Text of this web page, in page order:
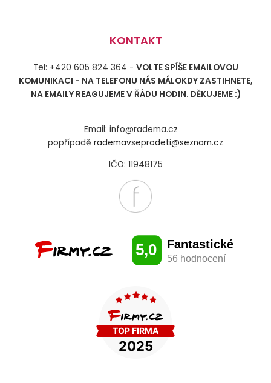
KONTAKT
Tel: +420 605 824 364 - VOLTE SPÍŠE EMAILOVOU
KOMUNIKACI - NA TELEFONU NÁS MÁLOKDY ZASTIHNETE,
NA EMAILY REAGUJEME V ŘÁDU HODIN. DĚKUJEME :)
Email: info@radema.cz
popřípadě rademavseprodeti@seznam.cz
IČO: 11948175